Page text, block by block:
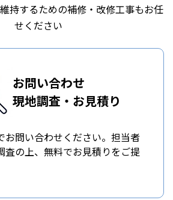
持するための補修・改修工事もお任
せください
お問い合わせ
現地調査・お見積り
お問い合わせください。担当者
査の上、無料でお見積りをご提